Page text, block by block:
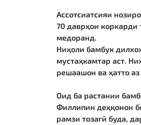
Ассотсиатсияи
70 даврҳои
медоранд.
Ниҳоли бамбук
мустаҳкамтар аст.
решаашон ва ҳатто
Оид ба растании
Филлипин деҳқонон
рамзи тозагӣ буда,